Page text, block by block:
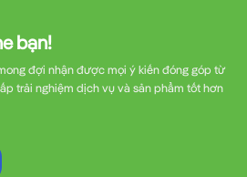
bạn!
đợi nhận được mọi ý kiến đóng góp từ
trải nghiệm dịch vụ và sản phẩm tốt hơn